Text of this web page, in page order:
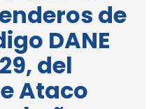
de
DANE
del
Ataco